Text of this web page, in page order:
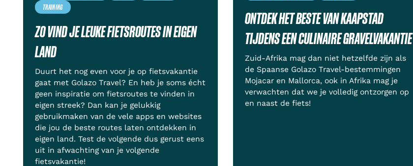
TRAINING
ZO VIND JE LEUKE FIETSROUTES IN EIGEN
LAND
Duurt het nog even voor je op fietsvakantie
gaat met Golazo Travel? En heb je soms écht
geen inspiratie om fietsroutes te vinden in
eigen streek? Dan kan je gelukkig
gebruikmaken van de vele apps en websites
die jou de beste routes laten ontdekken in
eigen land. Test de volgende dus gerust eens
uit in afwachting van je volgende
fietsvakantie!
ONTDEK HET BESTE VAN KAAPSTAD
TIJDENS EEN CULINAIRE GRAVELVAKANTIE
Zuid-Afrika mag dan niet hetzelfde zijn als
de Spaanse Golazo Travel-bestemmingen
Mojacar en Mallorca, ook in Afrika mag je
verwachten dat we je volledig ontzorgen op
en naast de fiets!